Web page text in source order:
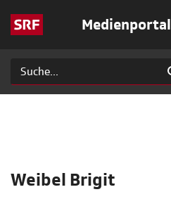
Medienportal
Weibel Brigit